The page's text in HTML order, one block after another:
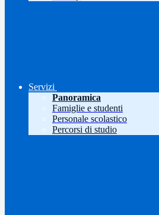
Servizi
Panoramica
Famiglie e studenti
Personale scolastico
Percorsi di studio